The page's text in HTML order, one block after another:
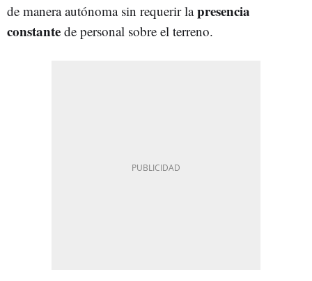
de manera autónoma sin requerir lapresencia
constante de personal sobre el terreno.